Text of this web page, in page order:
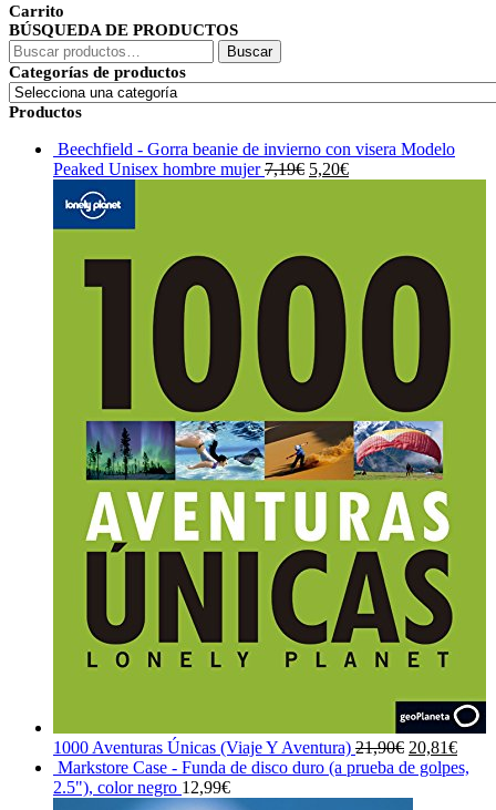
era:
25,99€.
es:
Carrito
BÚSQUEDA DE PRODUCTOS
Buscar
por:
Buscar
Categorías de productos
Productos
Beechfield - Gorra beanie de invierno con visera Modelo
Peaked Unisex hombre mujer 7,19€ El
5,20€El
1000 Aventuras Únicas (Viaje Y Aventura) 21,90€ El
precio
20,81€El
Markstore Case - Funda de disco duro (a prueba de golpes,
2.5"), color negro 12,99€